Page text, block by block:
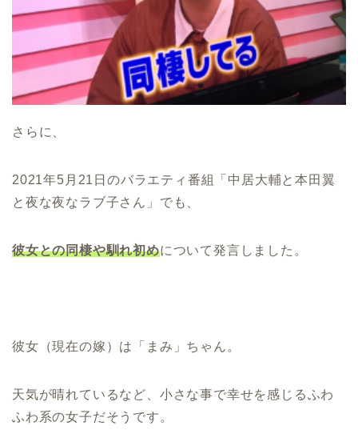
さらに、
2021年5月21日のバラエティ番組「中居大輔と本田翼
と夜な夜なラブ子さん」でも、
彼女との同棲や馴れ初めについて発言しました。
彼女（現在の嫁）は「まみ」ちゃん。
天気が晴れているなど、小さな事で幸せを感じるふわ
ふわ系の女子だそうです。